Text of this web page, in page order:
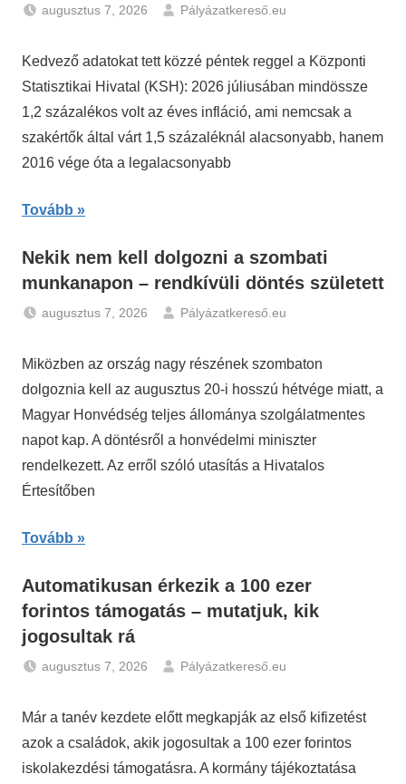
augusztus 7, 2026
Pályázatkereső.eu
Hírek
Kedvező adatokat tett közzé péntek reggel a Központi
Statisztikai Hivatal (KSH): 2026 júliusában mindössze
1,2 százalékos volt az éves infláció, ami nemcsak a
szakértők által várt 1,5 százaléknál alacsonyabb, hanem
2016 vége óta a legalacsonyabb
Tovább
Nekik nem kell dolgozni a szombati
munkanapon – rendkívüli döntés született
augusztus 7, 2026
Pályázatkereső.eu
Miközben az ország nagy részének szombaton
dolgoznia kell az augusztus 20-i hosszú hétvége miatt, a
Magyar Honvédség teljes állománya szolgálatmentes
napot kap. A döntésről a honvédelmi miniszter
rendelkezett. Az erről szóló utasítás a Hivatalos
Értesítőben
Tovább
Automatikusan érkezik a 100 ezer
forintos támogatás – mutatjuk, kik
jogosultak rá
augusztus 7, 2026
Pályázatkereső.eu
Hírek
Már a tanév kezdete előtt megkapják az első kifizetést
azok a családok, akik jogosultak a 100 ezer forintos
iskolakezdési támogatásra. A kormány tájékoztatása